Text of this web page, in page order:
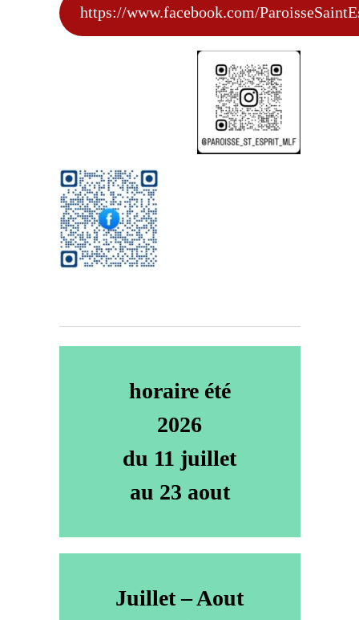
https://www.facebook.com/
horaire été
2026
du 11 juillet
au 23 aout
Juillet – Aout